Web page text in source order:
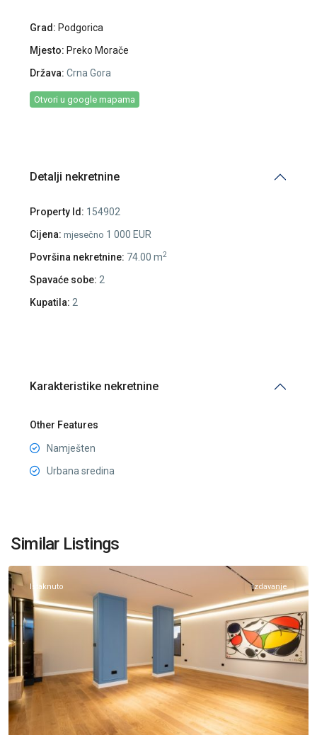
Grad: Podgorica
Mjesto: Preko Morače
Država: Crna Gora
Otvori u google mapama
Detalji nekretnine
Property Id: 154902
Cijena: mjesečno 1 000 EUR
Površina nekretnine: 74.00 m2
Spavaće sobe: 2
Kupatila: 2
Karakteristike nekretnine
Other Features
Namješten
Urbana sredina
Similar Listings
Morače
Podgorica
Istaknuto Izdavanje